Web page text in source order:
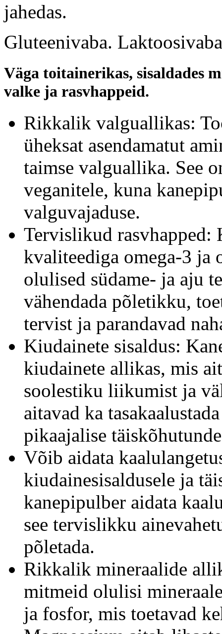
jahedas.
Gluteenivaba.
Väga toitainerikas, sisaldades
valke ja rasvhappeid.
Rikkalik valguallikas:
üheksat asendamatut
taimse valguallika. See
veganitele, kuna
valguvajaduse.
Tervislikud rasvhapped:
kvaliteediga omega-3 ja
olulised südame- ja aju
vähendada põletikku,
tervist ja parandavad
Kiudainete sisaldus:
kiudainete allikas, mis
soolestiku liikumist ja
aitavad ka
pikaajalise
Võib aidata
kiudainesisaldusele ja
kanepipulber aidata
see tervislikku
põletada.
Rikkalik mineraalide
mitmeid olulisi
ja fosfor, mis toetavad